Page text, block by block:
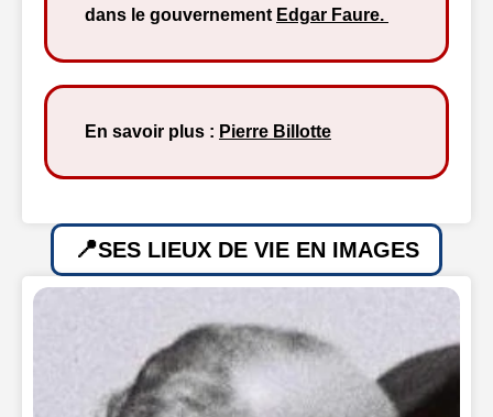
dans le gouvernement Edgar Faure.
En savoir plus : Pierre Billotte
SES LIEUX DE VIE EN IMAGES